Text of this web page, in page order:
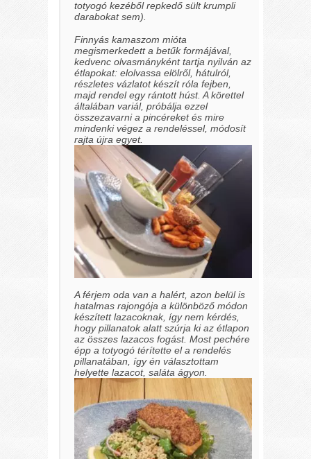
totyogó kezéből repkedő sült krumpli
darabokat sem).
Finnyás kamaszom mióta
megismerkedett a betűk formájával,
kedvenc olvasmányként tartja nyilván az
étlapokat: elolvassa elölről, hátulról,
részletes vázlatot készít róla fejben,
majd rendel egy rántott húst. A körettel
általában variál, próbálja ezzel
összezavarni a pincéreket és mire
mindenki végez a rendeléssel, módosít
rajta újra egyet.
A férjem oda van a halért, azon belül is
hatalmas rajongója a különböző módon
készített lazacoknak, így nem kérdés,
hogy pillanatok alatt szúrja ki az étlapon
az összes lazacos fogást. Most pechére
épp a totyogó térítette el a rendelés
pillanatában, így én választottam
helyette lazacot, saláta ágyon.